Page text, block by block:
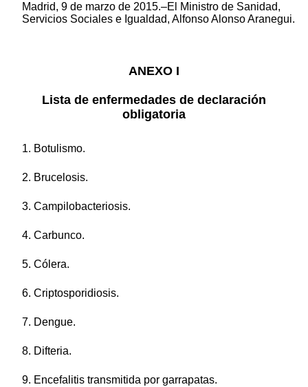
Madrid, 9 de marzo de 2015.–El Ministro de Sanidad,
Servicios Sociales e Igualdad, Alfonso Alonso Aranegui.
ANEXO I
Lista de enfermedades de declaración
obligatoria
1. Botulismo.
2. Brucelosis.
3. Campilobacteriosis.
4. Carbunco.
5. Cólera.
6. Criptosporidiosis.
7. Dengue.
8. Difteria.
9. Encefalitis transmitida por garrapatas.